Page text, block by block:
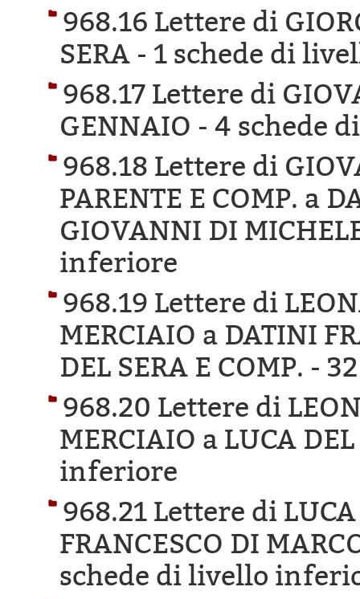
968.16 Lettere di
SERA - 1 schede di
968.17 Lettere di
GENNAIO - 4 schede
968.18 Lettere di
PARENTE E COMP. a
GIOVANNI DI
inferiore
968.19 Lettere di
MERCIAIO a DATINI
DEL SERA E COMP. -
968.20 Lettere di
MERCIAIO a LUCA
inferiore
968.21 Lettere di
FRANCESCO DI
schede di livello